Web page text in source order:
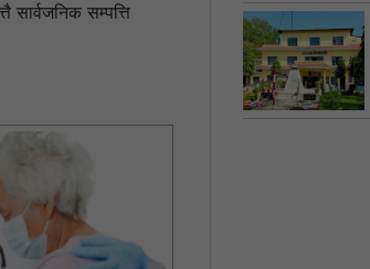
सम्पत्ति